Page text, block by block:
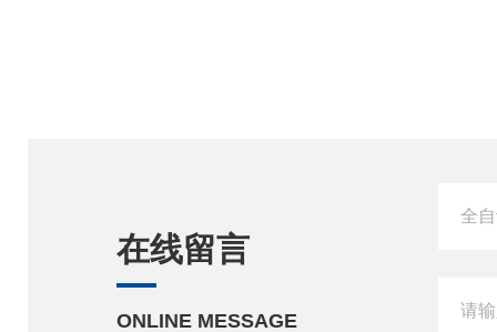
在线留言
ONLINE MESSAGE